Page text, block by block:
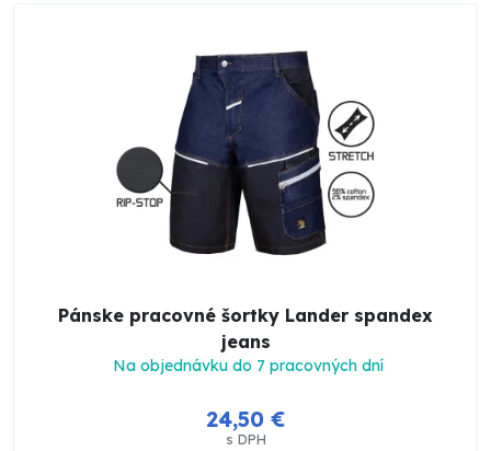
Pánske pracovné šortky Lander spandex
jeans
Na objednávku do 7 pracovných dní
24,50 €
s DPH